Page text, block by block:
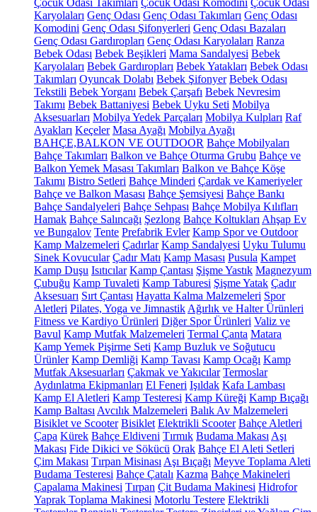
Çocuk Odası Takımları Çocuk Odası Komodini Çocuk Odası
Karyolaları Genç Odası Genç Odası Takımları Genç Odası
Komodini Genç Odası Şifonyerleri Genç Odası Bazaları
Genç Odası Gardıropları Genç Odası Karyolaları Ranza
Bebek Odası Bebek Beşikleri Mama Sandalyesi Bebek
Karyolaları Bebek Gardıropları Bebek Yatakları Bebek Odası
Takımları Oyuncak Dolabı Bebek Şifonyer Bebek Odası
Tekstili Bebek Yorganı Bebek Çarşafı Bebek Nevresim
Takımı Bebek Battaniyesi Bebek Uyku Seti Mobilya
Aksesuarları Mobilya Yedek Parçaları Mobilya Kulpları Raf
Ayakları Keçeler Masa Ayağı Mobilya Ayağı
BAHÇE,BALKON VE OUTDOOR Bahçe Mobilyaları
Bahçe Takımları Balkon ve Bahçe Oturma Grubu Bahçe ve
Balkon Yemek Masası Takımları Balkon ve Bahçe Köşe
Takımı Bistro Setleri Bahçe Minderi Çardak ve Kameriyeler
Bahçe ve Balkon Masası Bahçe Şemsiyesi Bahçe Bankı
Bahçe Sandalyeleri Bahçe Sehpası Bahçe Mobilya Kılıfları
Hamak Bahçe Salıncağı Şezlong Bahçe Koltukları Ahşap Ev
ve Bungalov Tente Prefabrik Evler Kamp Spor ve Outdoor
Kamp Malzemeleri Çadırlar Kamp Sandalyesi Uyku Tulumu
Sinek Kovucular Çadır Matı Kamp Masası Pusula Kampet
Kamp Duşu Isıtıcılar Kamp Çantası Şişme Yastık Magnezyum
Çubuğu Kamp Tuvaleti Kamp Taburesi Şişme Yatak Çadır
Aksesuarı Sırt Çantası Hayatta Kalma Malzemeleri Spor
Aletleri Pilates, Yoga ve Jimnastik Ağırlık ve Halter Ürünleri
Fitness ve Kardiyo Ürünleri Diğer Spor Ürünleri Valiz ve
Bavul Kamp Mutfak Malzemeleri Termal Çanta Matara
Kamp Yemek Pişirme Seti Kamp Buzluk ve Soğutucu
Ürünler Kamp Demliği Kamp Tavası Kamp Ocağı Kamp
Mutfak Aksesuarları Çakmak ve Yakıcılar Termoslar
Aydınlatma Ekipmanları El Feneri Işıldak Kafa Lambası
Kamp El Aletleri Kamp Testeresi Kamp Küreği Kamp Bıçağı
Kamp Baltası Avcılık Malzemeleri Balık Av Malzemeleri
Bisiklet ve Scooter Bisiklet Elektrikli Scooter Bahçe Aletleri
Çapa Kürek Bahçe Eldiveni Tırmık Budama Makası Aşı
Makası Fide Dikici ve Sökücü Orak Bahçe El Aleti Setleri
Çim Makası Tırpan Misinası Aşı Bıçağı Meyve Toplama Aleti
Budama Testeresi Bahçe Çatalı Kazma Bahçe Makineleri
Çapalama Makinesi Tırpan Çit Budama Makinesi Hidrofor
Yaprak Toplama Makinesi Motorlu Testere Elektrikli